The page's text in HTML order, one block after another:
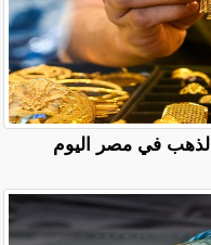
أسعار الذهب في مصر اليوم